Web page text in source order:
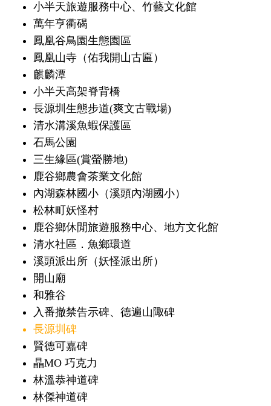
小半天旅遊服務中心、竹藝文化館
萬年亨衢碣
鳳凰谷鳥園生態園區
鳳凰山寺（佑我開山古匾）
麒麟潭
小半天高架脊背橋
長源圳生態步道(爽文古戰場)
清水溝溪魚蝦保護區
石馬公園
三生緣區(賞螢勝地)
鹿谷鄉農會茶業文化館
內湖森林國小（溪頭內湖國小）
松林町妖怪村
鹿谷鄉休閒旅遊服務中心、地方文化館
清水社區．魚鄉環道
溪頭派出所（妖怪派出所）
開山廟
和雅谷
入番撤禁告示碑、德遍山陬碑
長源圳碑
賢德可嘉碑
瞐MO 巧克力
林溫恭神道碑
林傑神道碑